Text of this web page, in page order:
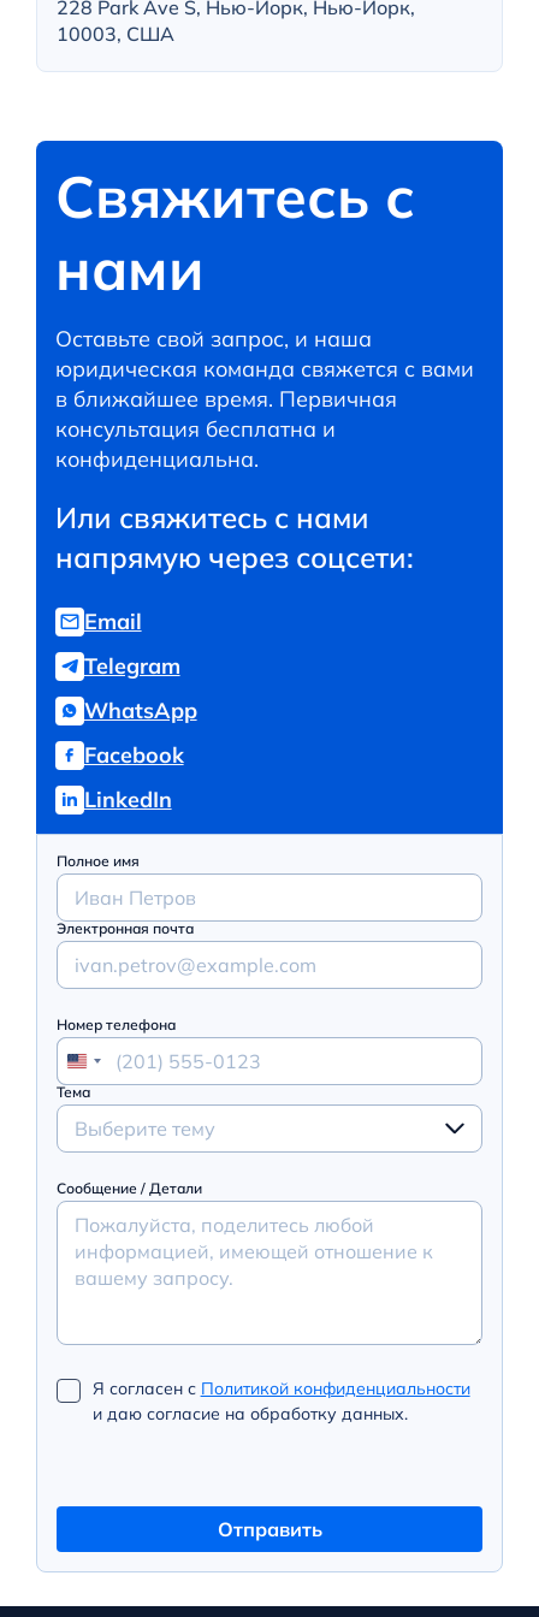
228 Park Ave S, Нью-Йорк, Нью-Йорк,
10003, США
Свяжитесь с
нами
Оставьте свой запрос, и наша
юридическая команда свяжется с вами
в ближайшее время. Первичная
консультация бесплатна и
конфиденциальна.
Или свяжитесь с нами
напрямую через соцсети:
Email
Telegram
WhatsApp
Facebook
LinkedIn
Полное имя
Электронная почта
Номер телефона
Тема
Выберите тему
Сообщение / Детали
Я согласен с Политикой конфиденциальности
и даю согласие на обработку данных.
Отправить